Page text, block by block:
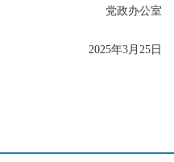
党政办公室
2025年3月25日